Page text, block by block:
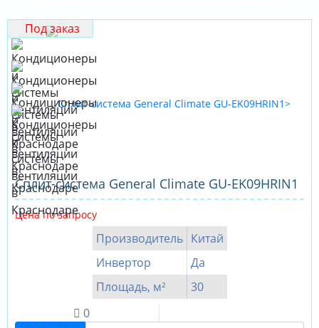
Под заказ
Сплит-система General Climate GU-EK09HRIN1
Цена по запросу
Производитель Китай
Инвертор
Да
Площадь, м²
30
0